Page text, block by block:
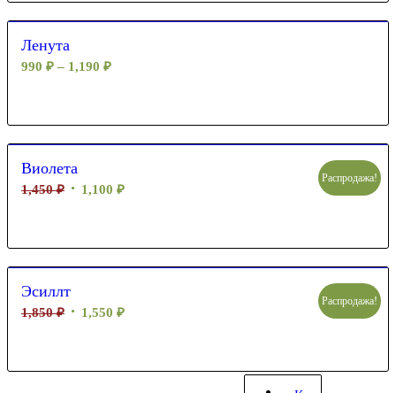
Ленута
990 ₽ – 1,190 ₽
Виолета
1,450₽ 1,100 ₽
Распродажа!
Эсиллт
1,850₽ 1,550 ₽
Распродажа!